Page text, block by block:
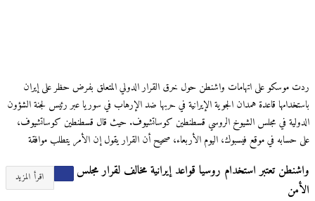
ردت موسكو على اتهامات واشنطن حول خرق القرار الدولي المتعلق بفرض حظر على إيران
باستخدامها قاعدة همدان الجوية الإيرانية في حربها ضد الإرهاب في سوريا عبر رئيس لجنة الشؤون
الدولية في مجلس الشيوخ الروسي قسطنطين كوساتشيوف. حيث قال قسطنطين كوساتشيوف،
على حسابه في موقع فيسبوك، اليوم الأربعاء، صحيح أن القرار يقول إن الأمر يتطلب موافقة
اقرأ المزيد
واشنطن تعتبر استخدام روسيا قواعد إيرانية مخالف لقرار مجلس
الأمن